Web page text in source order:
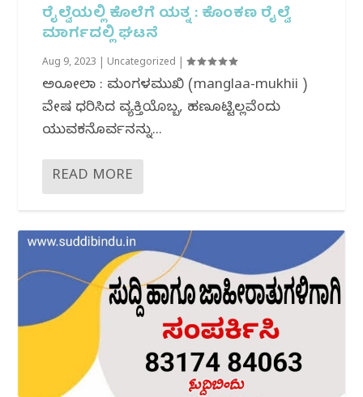
ರೈಲ್ವೆಯಲ್ಲಿ ಕೊಲೆಗೆ ಯತ್ನ : ಕೊಂಕಣ‌ ರೈಲ್ವೆ
ಮಾರ್ಗದಲ್ಲಿ ಘಟನೆ
Aug 9, 2023 Uncategorized |
ಅಂಕೋಲಾ : ಮಂಗಳಮುಖಿ (manglaa-mukhii )
ವೇಷ ಧರಿಸಿದ ವ್ಯಕ್ತಿಯೊಬ್ಬ, ಹಣಕೊಟ್ಟಿಲ್ಲವೆಂದು
ಯುವಕನೊರ್ವನನ್ನು...
READ MORE